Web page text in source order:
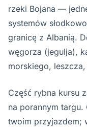
rzeki Bojana —
systemów
granicę z Albanią.
węgorza (jegulja),
morskiego,
Część rybna kursu
na porannym
twoim przyjazdem;